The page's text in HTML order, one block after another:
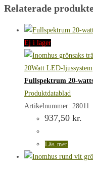
Relaterade
Ej i lager
Fullspektrum 20-
Produktdatablad
Artikelnummer: 28011
937,50 kr.
Läs mer